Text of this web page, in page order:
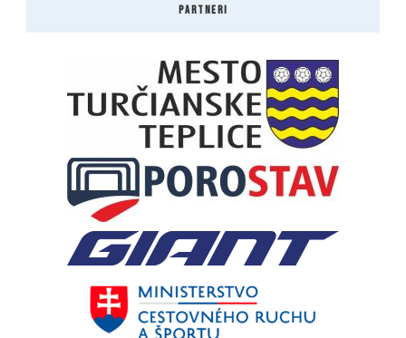
PARTNERI